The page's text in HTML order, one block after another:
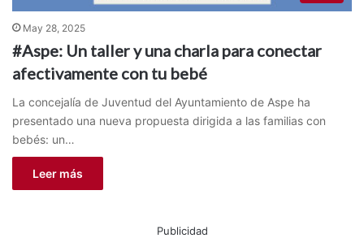
May 28, 2025
#Aspe: Un taller y una charla para conectar
afectivamente con tu bebé
La concejalía de Juventud del Ayuntamiento de Aspe ha
presentado una nueva propuesta dirigida a las familias con
bebés: un…
Leer más
Publicidad